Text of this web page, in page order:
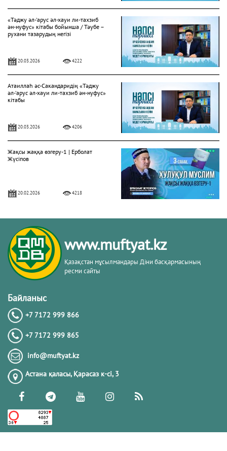
«Тәджу әл-‘арус әл-хауи ли-тахзиб
ән-нуфус» кітабы бойынша / Тәубе –
рухани тазарудың негізі
20.03.2026 4222
Атаиллаһ әс-Сакандаридің «Тәджу
әл-‘арус әл-хауи ли-тахзиб ән-нуфус»
кітабы
20.03.2026 4206
Жақсы жаққа өзгеру-1 | Ерболат
Жүсіпов
20.02.2026 4218
Жүрек сырлары 2-дәріс. Тәубе
тақырыбы. Әр-рисала әл-Қушайрия
кітабы негізінде
20.02.2026
20.02.2026
РАМАЗАН – РАХЫМ, КЕШІРІМ ЖӘНЕ
ТОЗАҚТАН ҚҰТЫЛУ АЙЫ
19.02.2026 7421
РАМАЗАН ҚАРСАҢЫНДАҒЫ
www.muftyat.kz
Қазақстан мұсылмандары Діни басқармасының
ресми сайты
Байланыс
+7 7172 999 866
+7 7172 999 865
info@muftyat.kz
Астана қаласы, Қарасаз к-сi, 3